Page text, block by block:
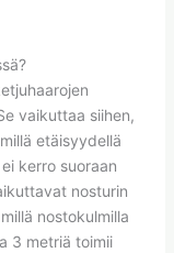
vaikuttaa siihen,
etäisyydellä
kerro suoraan
nosturin
nostokulmilla
3 metriä toimii